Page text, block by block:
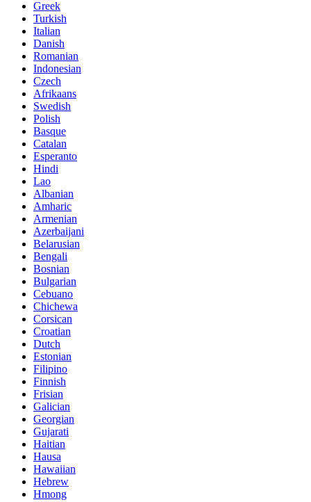
Greek
Turkish
Italian
Danish
Romanian
Indonesian
Czech
Afrikaans
Swedish
Polish
Basque
Catalan
Esperanto
Hindi
Lao
Albanian
Amharic
Armenian
Azerbaijani
Belarusian
Bengali
Bosnian
Bulgarian
Cebuano
Chichewa
Corsican
Croatian
Dutch
Estonian
Filipino
Finnish
Frisian
Galician
Georgian
Gujarati
Haitian
Hausa
Hawaiian
Hebrew
Hmong